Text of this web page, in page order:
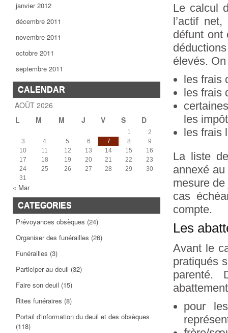
janvier 2012
décembre 2011
novembre 2011
octobre 2011
septembre 2011
CALENDAR
AOÛT 2026
L
M M J V S D
1
2
3
4 5 6 7 8
9
10
11 12 13 14 15
16
17
18 19 20 21 22
23
24
25 26 27 28 29
30
31
« Mar
CATEGORIES
Prévoyances obsèques (24)
Organiser des funérailles (26)
Funérailles (3)
Participer au deuil (32)
Faire son deuil (15)
Rites funéraires (8)
Portail d'information du deuil et des obsèques
(118)
Le calcul
l’actif
défunt ont
élevés.
les frais
les frais
les
les frais
La liste
annexé
mesure
cas
compte.
Les
Avant le
pratiqués
parenté.
pour